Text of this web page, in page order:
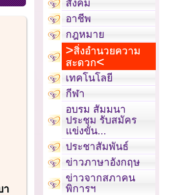
า
สังคม
อาชีพ
กฎหมาย
สิ่งอำนวยความ
สะดวก
เทคโนโลยี
กีฬา
อบรม สัมมนา
ประชุม รับสมัคร
แข่งขัน...
ประชาสัมพันธ์
ข่าวภาษาอังกฤษ
ข่าวจากสภาคน
พิการฯ